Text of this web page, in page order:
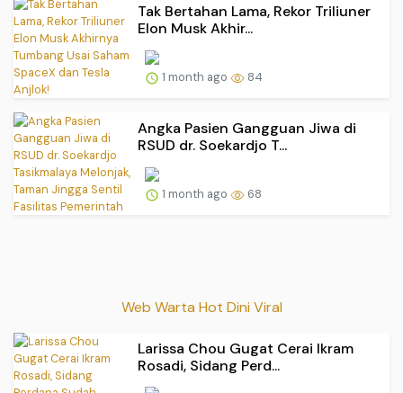
Tak Bertahan Lama, Rekor Triliuner
Elon Musk Akhir...
1 month ago 84
Angka Pasien Gangguan Jiwa di
RSUD dr. Soekardjo T...
1 month ago 68
Web Warta Hot Dini Viral
Larissa Chou Gugat Cerai Ikram
Rosadi, Sidang Perd...